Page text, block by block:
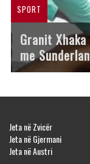
SPORT
Granit
me
Jeta në Zvicër
Jeta në Gjermani
Jeta në Austri